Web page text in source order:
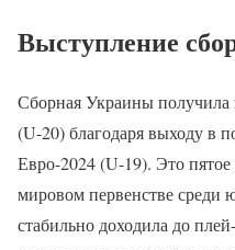
Выступление
Сборная Украины получила
(U-20) благодаря выходу в
Евро-2024 (U-19). Это
мировом первенстве среди
стабильно доходила до